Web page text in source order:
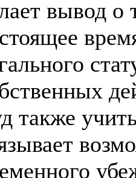
вывод о
также